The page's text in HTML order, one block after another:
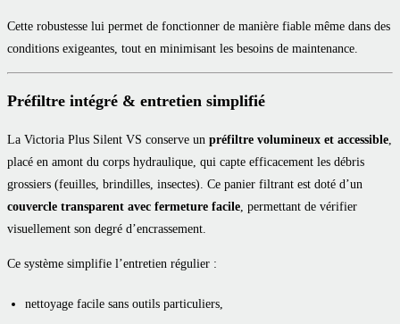
Cette robustesse lui permet de fonctionner de manière fiable même dans des
conditions exigeantes, tout en minimisant les besoins de maintenance.
Préfiltre intégré & entretien simplifié
La Victoria Plus Silent VS conserve un préfiltre volumineux et accessible,
placé en amont du corps hydraulique, qui capte efficacement les débris
grossiers (feuilles, brindilles, insectes). Ce panier filtrant est doté d’un
couvercle transparent avec fermeture facile, permettant de vérifier
visuellement son degré d’encrassement.
Ce système simplifie l’entretien régulier :
nettoyage facile sans outils particuliers,